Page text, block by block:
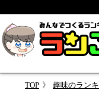
TOP 趣味のラン